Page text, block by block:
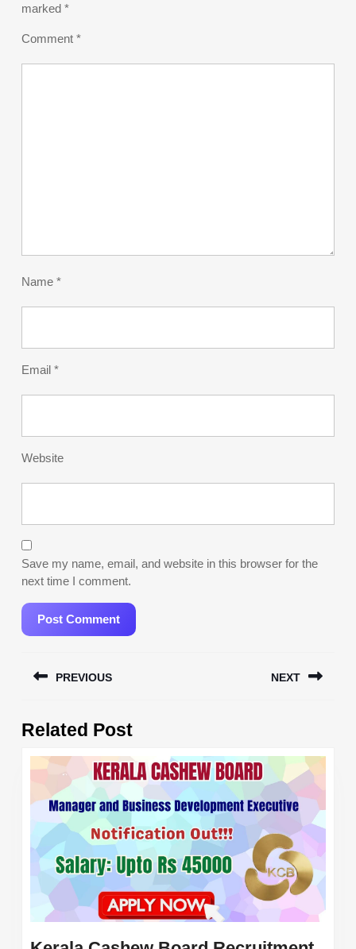
marked *
Comment *
Name *
Email *
Website
Save my name, email, and website in this browser for the
next time I comment.
navigation
PREVIOUS
post:
NEXT
Related Post